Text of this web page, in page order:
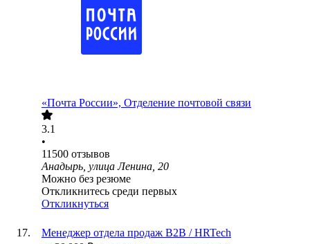
«Почта России», Отделение почтовой связи
3.1
•
11500 отзывов
Анадырь, улица Ленина, 20
Можно без резюме
Откликнитесь среди первых
Откликнуться
Менеджер отдела продаж B2B / HRTech